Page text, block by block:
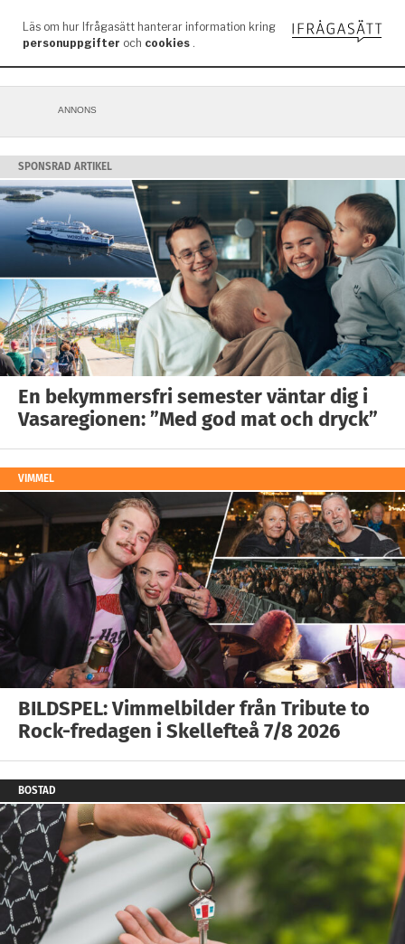
ANNONS
SPONSRAD ARTIKEL
En bekymmersfri semester väntar dig i
Vasaregionen: ”Med god mat och dryck”
VIMMEL
BILDSPEL: Vimmelbilder från Tribute to
Rock-fredagen i Skellefteå 7/8 2026
BOSTAD